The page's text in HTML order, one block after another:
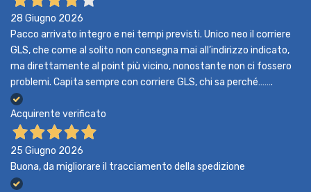
28 Giugno 2026
Pacco arrivato integro e nei tempi previsti. Unico neo il corriere
GLS, che come al solito non consegna mai all’indirizzo indicato,
ma direttamente al point più vicino, nonostante non ci fossero
problemi. Capita sempre con corriere GLS, chi sa perché…….
Acquirente verificato
25 Giugno 2026
Buona, da migliorare il tracciamento della spedizione